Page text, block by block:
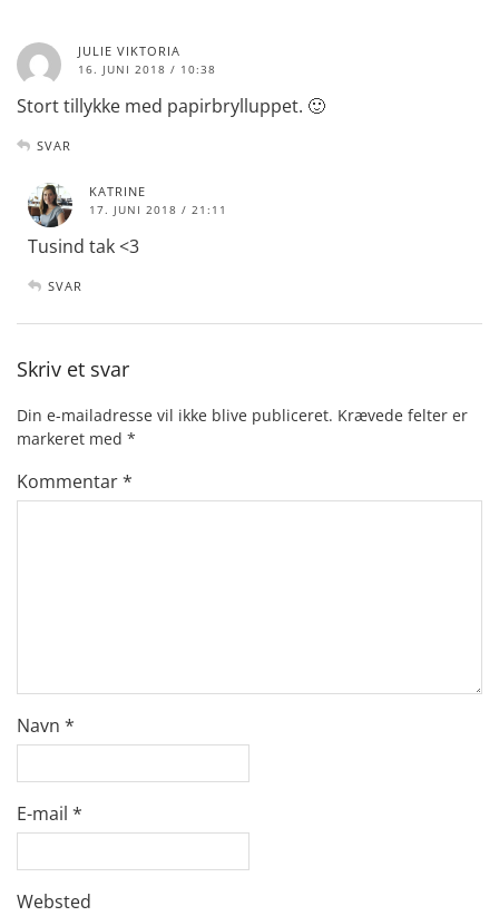
JULIE VIKTORIA
16. JUNI 2018 / 10:38
Stort tillykke med papirbrylluppet. 🙂
SVAR
KATRINE
17. JUNI 2018 / 21:11
Tusind tak <3
SVAR
Skriv et svar
Din e-mailadresse vil ikke blive publiceret. Krævede felter er
markeret med *
Kommentar*
Navn *
E-mail *
Websted